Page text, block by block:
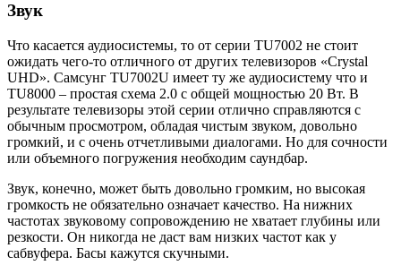
Звук
Что касается аудиосистемы, то от серии TU7002 не стоит
ожидать чего-то отличного от других телевизоров «Crystal
UHD». Самсунг TU7002U имеет ту же аудиосистему что и
TU8000 – простая схема 2.0 с общей мощностью 20 Вт. В
результате телевизоры этой серии отлично справляются с
обычным просмотром, обладая чистым звуком, довольно
громкий, и с очень отчетливыми диалогами. Но для сочности
или объемного погружения необходим саундбар.
Звук, конечно, может быть довольно громким, но высокая
громкость не обязательно означает качество. На нижних
частотах звуковому сопровождению не хватает глубины или
резкости. Он никогда не даст вам низких частот как у
сабвуфера. Басы кажутся скучными.